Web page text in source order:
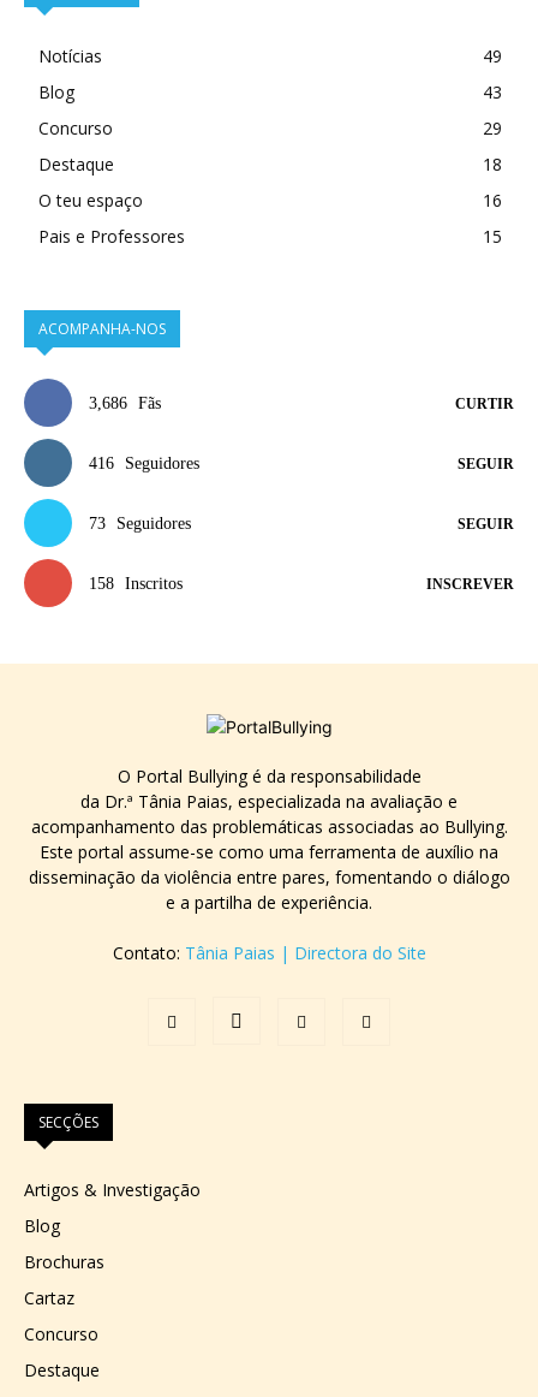
Notícias
49
Blog
43
Concurso
29
Destaque
18
O teu espaço
16
Pais e Professores
15
ACOMPANHA-NOS
3,686 Fãs CURTIR
416 Seguidores SEGUIR
73 Seguidores SEGUIR
158 Inscritos INSCREVER
O Portal Bullying é da responsabilidade
da Dr.ª Tânia Paias, especializada na avaliação e
acompanhamento das problemáticas associadas ao Bullying.
Este portal assume-se como uma ferramenta de auxílio na
disseminação da violência entre pares, fomentando o diálogo
e a partilha de experiência.
Contato: Tânia Paias | Directora do Site
SECÇÕES
Artigos & Investigação
Blog
Brochuras
Cartaz
Concurso
Destaque